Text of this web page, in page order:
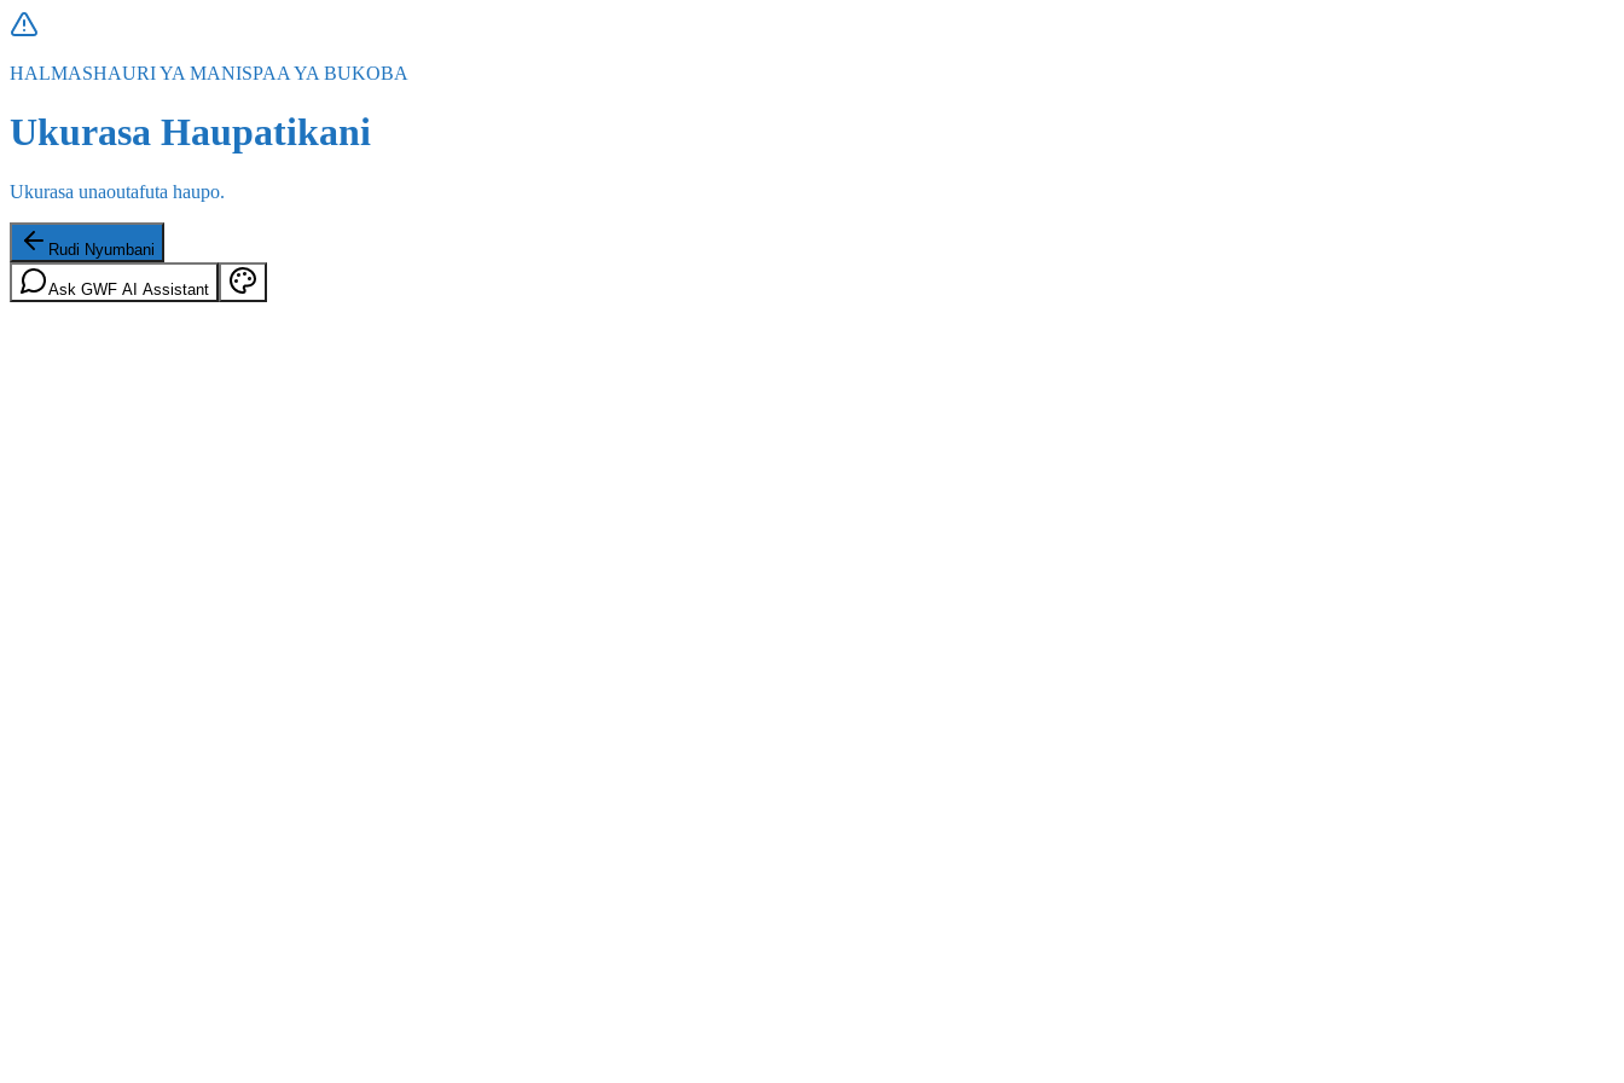
HALMASHAURI YA MANISPAA YA BUKOBA
Ukurasa Haupatikani
Ukurasa unaoutafuta haupo.
Rudi Nyumbani
Ask GWF AI Assistant